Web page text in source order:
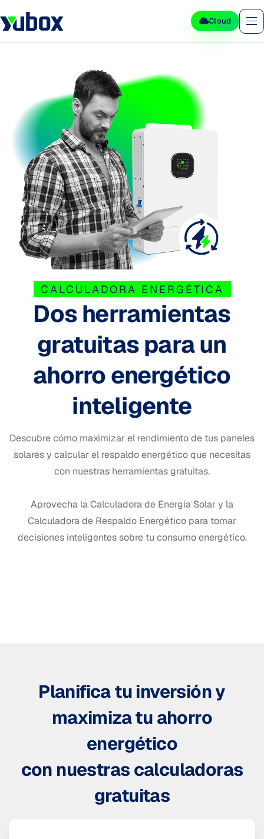
Cloud
CALCULADORA ENERGÉTICA
Dos herramientas
gratuitas para un
ahorro energético
inteligente
Descubre cómo maximizar el rendimiento de tus paneles
solares y calcular el respaldo energético que necesitas
con nuestras herramientas gratuitas.
Aprovecha la Calculadora de Energía Solar y la
Calculadora de Respaldo Energético para tomar
decisiones inteligentes sobre tu consumo energético.
Planifica tu inversión y
maximiza tu ahorro
energético
con nuestras calculadoras
gratuitas